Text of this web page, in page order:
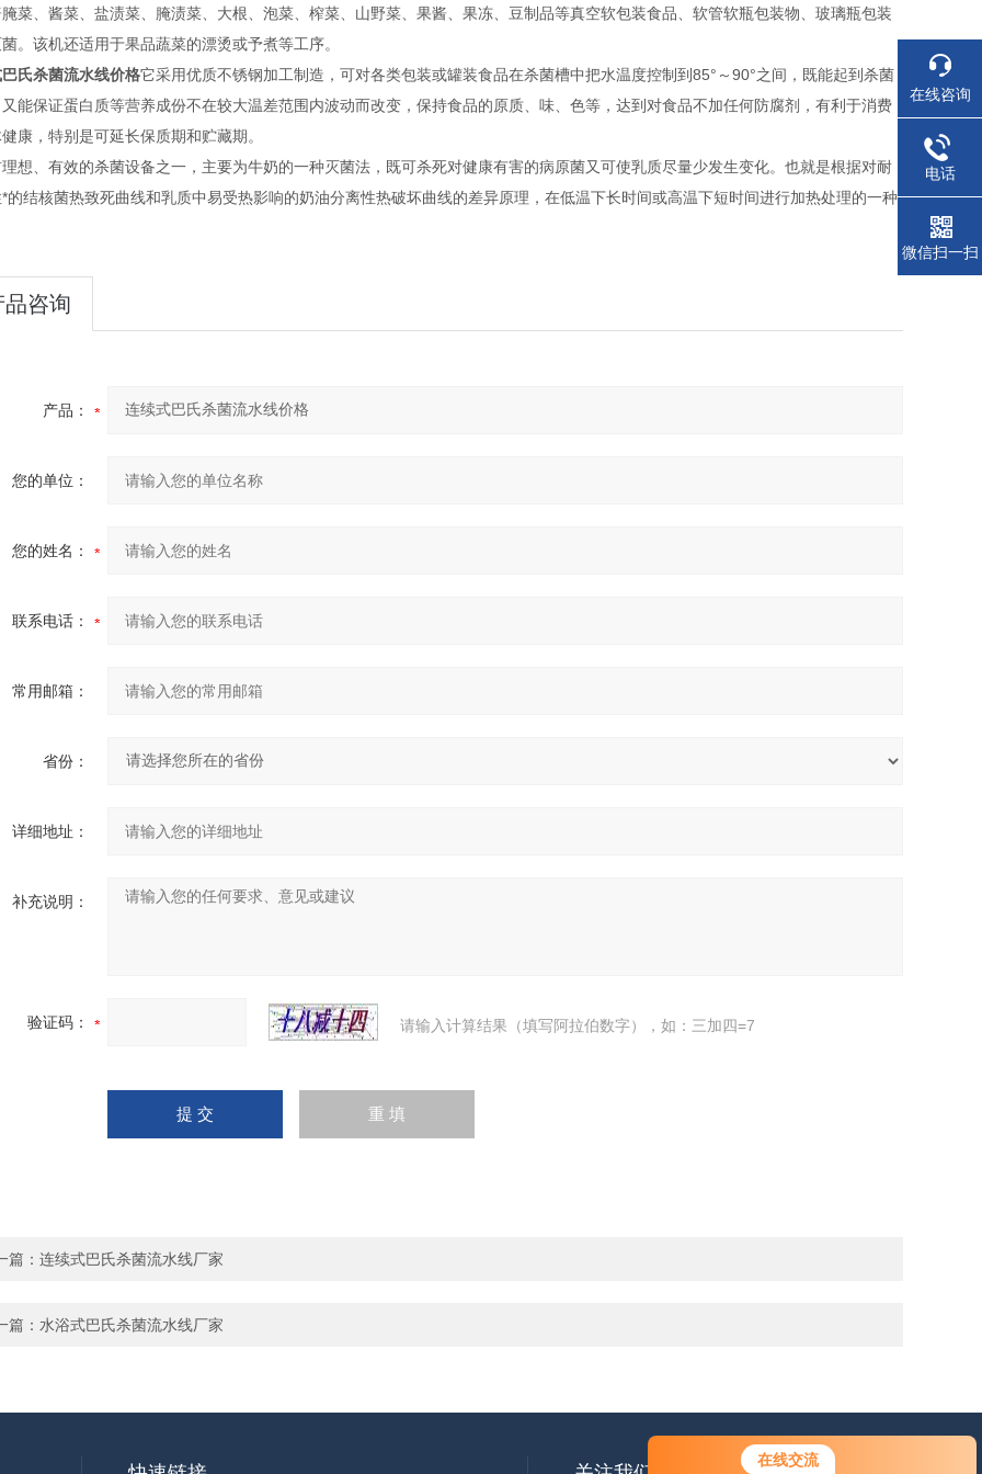
在线交流
菜、酱菜、盐渍菜、腌渍菜、大根、泡菜、榨菜、山野菜、果酱、果冻、豆制品等真空软包装食品、软管软瓶包装物、玻璃瓶包装
。该机还适用于果品蔬菜的漂烫或予煮等工序。
氏杀菌流水线价格它采用优质不锈钢加工制造，可对各类包装或罐装食品在杀菌槽中把水温度控制到85°～90°之间，既能起到杀菌
能保证蛋白质等营养成份不在较大温差范围内波动而改变，保持食品的原质、味、色等，达到对食品不加任何防腐剂，有利于消费
康，特别是可延长保质期和贮藏期。
想、有效的杀菌设备之一，主要为牛奶的一种灭菌法，既可杀死对健康有害的病原菌又可使乳质尽量少发生变化。也就是根据对耐
的结核菌热致死曲线和乳质中易受热影响的奶油分离性热破坏曲线的差异原理，在低温下长时间或高温下短时间进行加热处理的一种
品咨询
产品：
您的单位：
您的姓名：
联系电话：
常用邮箱：
省份：
详细地址：
补充说明：
验证码： 请输入计算结果（填写阿拉伯数字），如：三加四=7
篇： 连续式巴氏杀菌流水线厂家
篇： 水浴式巴氏杀菌流水线厂家
在线咨询
电话
微信扫一扫